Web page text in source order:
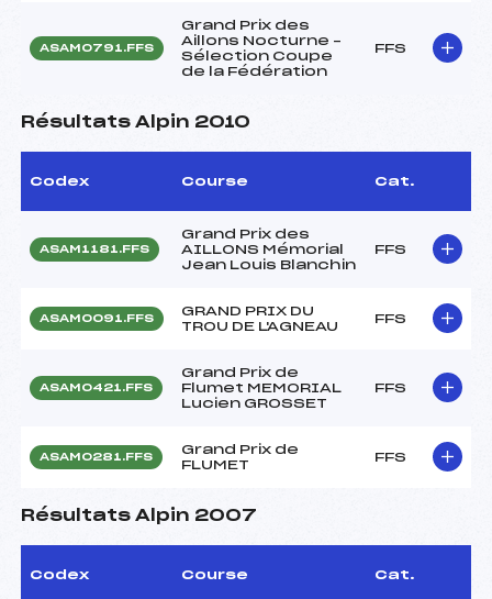
ASAM0791.FFS
Grand Prix des
Aillons Nocturne –
Sélection Coupe
de la Fédération
FFS
Résultats Alpin 2010
Codex Course Cat.
ASAM1181.FFS
Grand Prix des
AILLONS Mémorial
Jean Louis Blanchin
FFS
ASAM0091.FFS
GRAND PRIX DU
TROU DE L'AGNEAU
FFS
ASAM0421.FFS
Grand Prix de
Flumet MEMORIAL
Lucien GROSSET
FFS
ASAM0281.FFS
Grand Prix de
FLUMET
FFS
Résultats Alpin 2007
Codex Course Cat.